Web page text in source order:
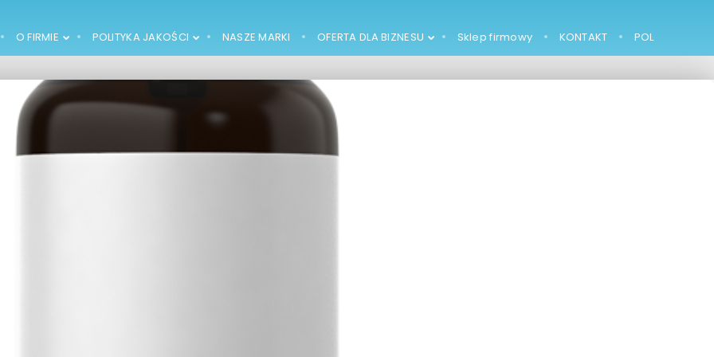
14
STYCZEŃ
PREPARAT
14
STYCZEŃ
O FIRMIE POLITYKA JAKOŚCI NASZE MARKI OFERTA DLA BIZNESU Sklep firmowy KONTAKT POL